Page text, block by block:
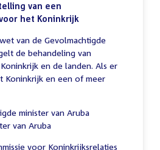
van een
het Koninkrijk
van de Gevolmachtigde
de behandeling van
en de landen. Als er
Koninkrijk en een of meer
minister van Aruba
van Aruba
voor Koninkrijksrelaties